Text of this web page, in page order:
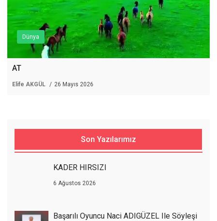
Dünya
AT
Elife AKGÜL 26 Mayıs 2026
Son Yazılarımız
KADER HIRSIZI
6 Ağustos 2026
Başarılı Oyuncu Naci ADIGÜZEL Ile Söyleşi